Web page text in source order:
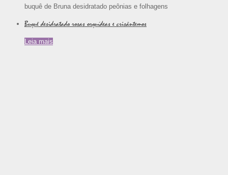
buquê de Bruna desidratado peônias e folhagens
Buquê desidratado rosas orquídeas e crisântemos
Leia mais